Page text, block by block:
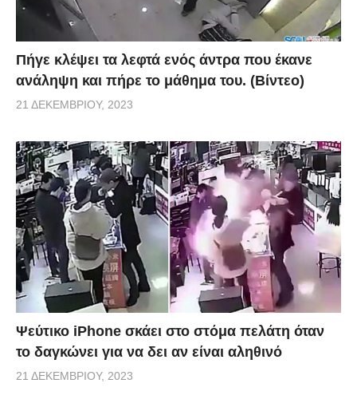
Πήγε κλέψει τα λεφτά ενός άντρα που έκανε
ανάληψη και πήρε το μάθημα του. (Βίντεο)
21 ΔΕΚΕΜΒΡΊΟΥ, 2023
Ψεύτικο iPhone σκάει στο στόμα πελάτη όταν
το δαγκώνει για να δει αν είναι αληθινό
21 ΔΕΚΕΜΒΡΊΟΥ, 2023